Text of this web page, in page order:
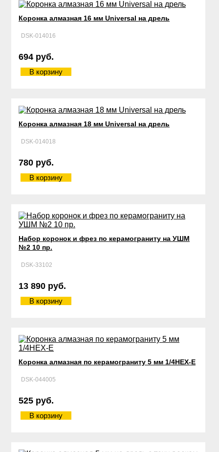
Коронка алмазная 16 мм Universal на дрель
DSK-014016
694 руб.
В корзину
Коронка алмазная 18 мм Universal на дрель
DSK-014018
780 руб.
В корзину
Набор коронок и фрез по керамограниту на УШМ
№2 10 пр.
DSK-33102
13 890 руб.
В корзину
Коронка алмазная по керамограниту 5 мм 1/4HEX-E
DSK-044005
525 руб.
В корзину